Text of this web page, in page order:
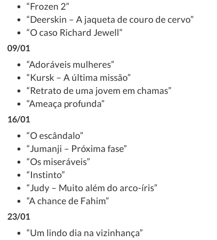
“Frozen 2”
“Deerskin – A jaqueta de couro de cervo”
“O caso Richard Jewell”
09/01
“Adoráveis mulheres”
“Kursk – A última missão”
“Retrato de uma jovem em chamas”
“Ameaça profunda”
16/01
“O escândalo”
“Jumanji – Próxima fase”
“Os miseráveis”
“Instinto”
“Judy – Muito além do arco-íris”
“A chance de Fahim”
23/01
“Um lindo dia na vizinhança”